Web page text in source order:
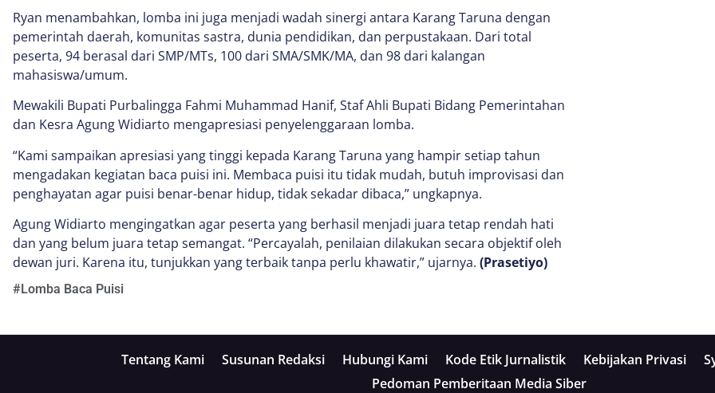
Ryan menambahkan, lomba ini juga menjadi wadah sinergi antara Karang Taruna dengan
pemerintah daerah, komunitas sastra, dunia pendidikan, dan perpustakaan. Dari total
peserta, 94 berasal dari SMP/MTs, 100 dari SMA/SMK/MA, dan 98 dari kalangan
mahasiswa/umum.
Mewakili Bupati Purbalingga Fahmi Muhammad Hanif, Staf Ahli Bupati Bidang Pemerintahan
dan Kesra Agung Widiarto mengapresiasi penyelenggaraan lomba.
“Kami sampaikan apresiasi yang tinggi kepada Karang Taruna yang hampir setiap tahun
mengadakan kegiatan baca puisi ini. Membaca puisi itu tidak mudah, butuh improvisasi dan
penghayatan agar puisi benar-benar hidup, tidak sekadar dibaca,” ungkapnya.
Agung Widiarto mengingatkan agar peserta yang berhasil menjadi juara tetap rendah hati
dan yang belum juara tetap semangat. “Percayalah, penilaian dilakukan secara objektif oleh
dewan juri. Karena itu, tunjukkan yang terbaik tanpa perlu khawatir,” ujarnya. (Prasetiyo)
#Lomba Baca Puisi
Tentang Kami Susunan Redaksi Hubungi Kami Kode Etik Jurnalistik Kebijakan Privasi
Pedoman Pemberitaan Media Siber